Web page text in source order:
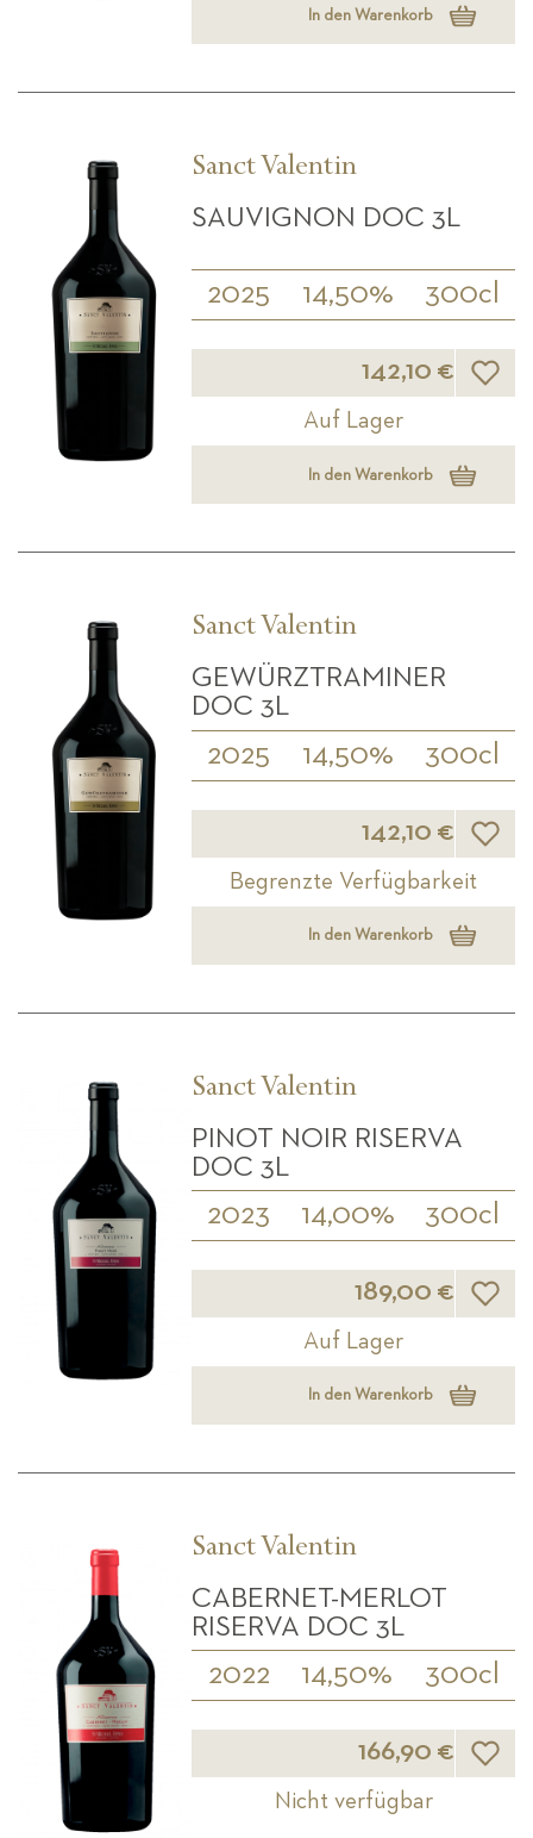
In den Warenkorb
Sanct Valentin
SAUVIGNON DOC 3L
2025 14,50% 300cl
142,10 €
Auf Lager
In den Warenkorb
Sanct Valentin
GEWÜRZTRAMINER
DOC 3L
2025 14,50% 300cl
142,10 €
Begrenzte Verfügbarkeit
In den Warenkorb
Sanct Valentin
PINOT NOIR RISERVA
DOC 3L
2023 14,00% 300cl
189,00 €
Auf Lager
In den Warenkorb
Sanct Valentin
CABERNET-MERLOT
RISERVA DOC 3L
2022 14,50% 300cl
166,90 €
Nicht verfügbar